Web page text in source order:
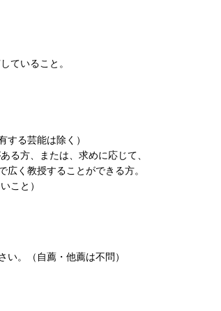
ていること。
する芸能は除く）
る方、または、求めに応じて、
く教授することができる方。
こと）
。（自薦・他薦は不問）